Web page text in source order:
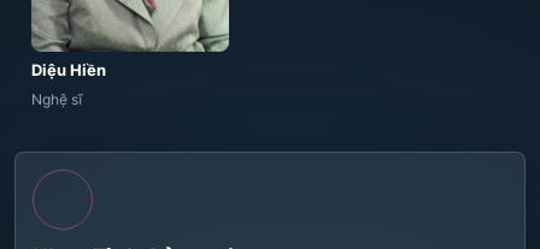
Diệu Hiền
Nghệ sĩ